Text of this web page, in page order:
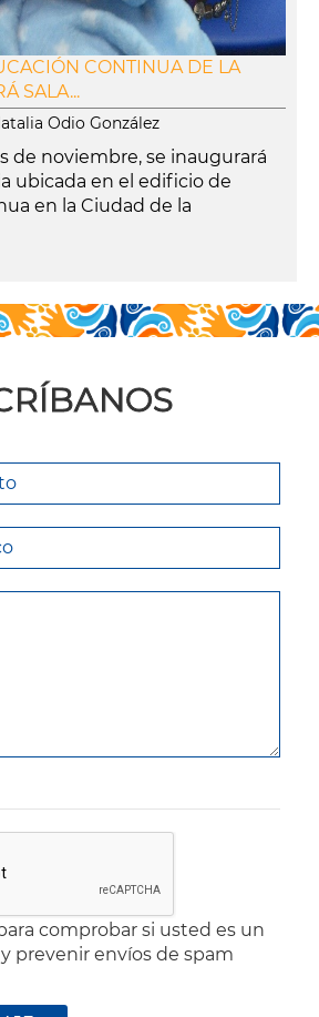
CONTINUA DE LA
SALA...
Odio González
de noviembre, se inaugurará
ubicada en el edificio de
en la Ciudad de la
comprobar si usted es un
prevenir envíos de spam